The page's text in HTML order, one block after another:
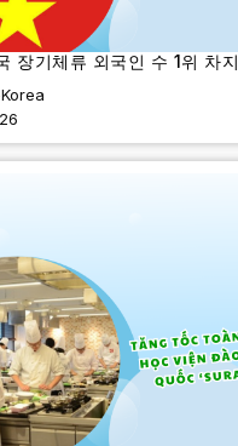
장기체류 외국인 수 1위 차지